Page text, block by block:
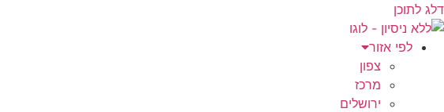
דלג לתוכן
לפי אזור
צפון
מרכז
ירושלים